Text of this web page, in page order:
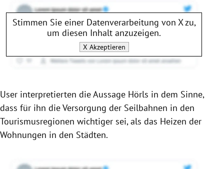
Stimmen Sie einer Datenverarbeitung von Xzu,
um diesen Inhalt anzuzeigen.
X Akzeptieren
User interpretierten die Aussage Hörls in dem Sinne,
dass für ihn die Versorgung der Seilbahnen in den
Tourismusregionen wichtiger sei, als das Heizen der
Wohnungen in den Städten.